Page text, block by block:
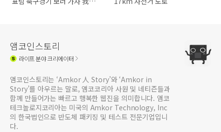
앰코인스토리
라이프분야 크리에이터
앰코인스토리는 ‘Amkor 人 Story’와 ‘Amkor in
Story’를 아우르는 말로, 앰코코리아 사원 및 네티즌들과
함께 만들어가는 빠르고 행복한 웹진을 의미합니다. 앰코
테크놀로지코리아는 미국의 Amkor Technology, Inc
의 한국법인으로 반도체 패키징 및 테스트 전문기업입니
다.